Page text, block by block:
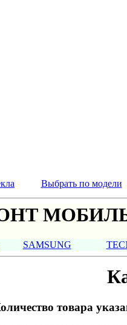
Выбрать по модели
SAMSUNG
товара